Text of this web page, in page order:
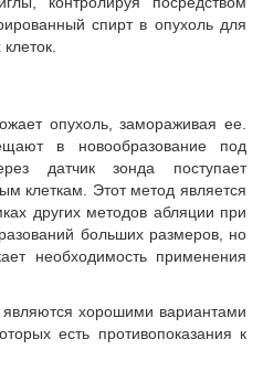
спирт в опухоль для
опухоль, замораживая ее.
в новообразование под
датчик зонда поступает
клеткам. Этот метод является
других методов абляции при
больших размеров, но
необходимость применения
хорошими вариантами
есть противопоказания к